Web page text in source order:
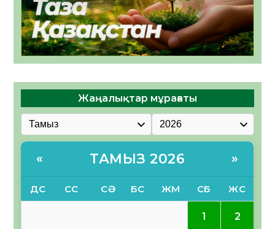
Жаңалықтар мұрағаты
« ТАМЫЗ 2026 »
ДС СС СӘ БС ЖМ СБ ЖС
1 2